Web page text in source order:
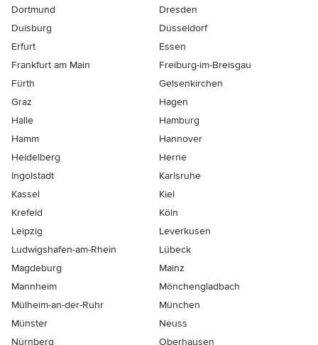
Dortmund
Dresden
Duisburg
Düsseldorf
Erfurt
Essen
Frankfurt am Main
Freiburg-im-Breisgau
Fürth
Gelsenkirchen
Graz
Hagen
Halle
Hamburg
Hamm
Hannover
Heidelberg
Herne
Ingolstadt
Karlsruhe
Kassel
Kiel
Krefeld
Köln
Leipzig
Leverkusen
Ludwigshafen-am-Rhein
Lübeck
Magdeburg
Mainz
Mannheim
Mönchen­gladbach
Mülheim-an-der-Ruhr
München
Münster
Neuss
Nürnberg
Oberhausen